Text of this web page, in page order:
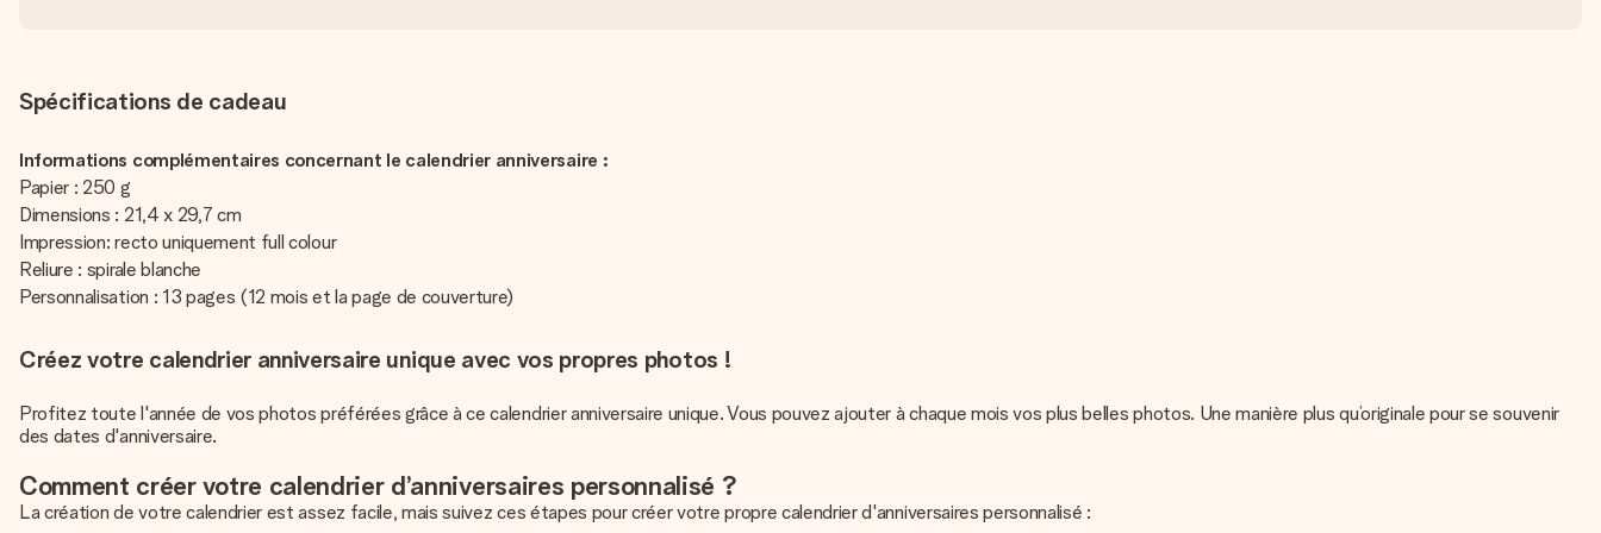
Spécifications de cadeau
Informations complémentaires concernant le calendrier anniversaire :
Papier : 250 g
Dimensions : 21,4 x 29,7 cm
Impression: recto uniquement full colour
Reliure : spirale blanche
Personnalisation : 13 pages (12 mois et la page de couverture)
Créez votre calendrier anniversaire unique avec vos propres photos !
Profitez toute l'année de vos photos préférées grâce à ce calendrier anniversaire unique. Vous pouvez ajouter à chaque mois vos plus belles photos. Une manière plus qu’originale pour se souvenir
des dates d'anniversaire.
Comment créer votre calendrier d’anniversaires personnalisé ?
La création de votre calendrier est assez facile, mais suivez ces étapes pour créer votre propre calendrier d'anniversaires personnalisé :